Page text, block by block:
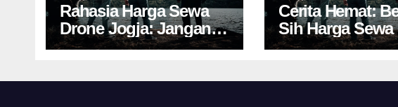
Rahasia Harga Sewa
Drone Jogja: Jangan
Salah Pilih, Rugi!
Cerita Hemat:
Sih Harga
Yogyakarta?